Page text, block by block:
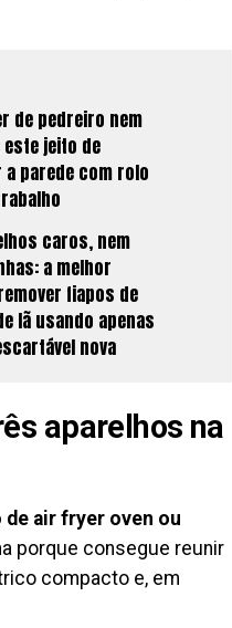
de pedreiro nem
jeito de
parede com rolo
caros, nem
a melhor
fiapos de
lã usando apenas
nova
aparelhos na
air fryer oven ou
porque consegue reunir
compacto e, em